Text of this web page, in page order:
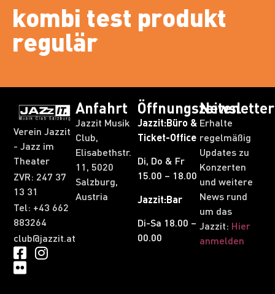
kombi test produkt
regulär
Verein Jazzit
- Jazz im
Theater
ZVR: 247 37
13 31​
Tel: +43 662
883264
club@jazzit.at
Anfahrt
Jazzit Musik
Club,
Elisabethstr.
11, 5020
Salzburg,
Austria
Öffnungszeiten
Jazzit:Büro &
Ticket-Office
Di, Do & Fr
15.00 – 18.00
Jazzit:Bar
Di-Sa 18.00 –
00.00
Newsletter
Erhalte
regelmäßig
Updates zu
Konzerten
und weitere
News rund
um das
Jazzit: Hier
anmelden